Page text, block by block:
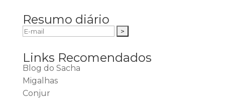
Resumo diário
Links Recomendados
Blog do Sacha
Migalhas
Conjur